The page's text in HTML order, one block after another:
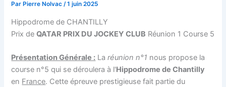
Par Pierre Nolvac/1 juin 2025
Hippodrome de CHANTILLY
Prix deQATAR PRIX DU JOCKEY CLUB Réunion 1 Course 5
Présentation Générale : Laréunion n°1 nous propose la
course n°5 qui se déroulera à l'Hippodrome de Chantilly
en France. Cette épreuve prestigieuse fait partie du